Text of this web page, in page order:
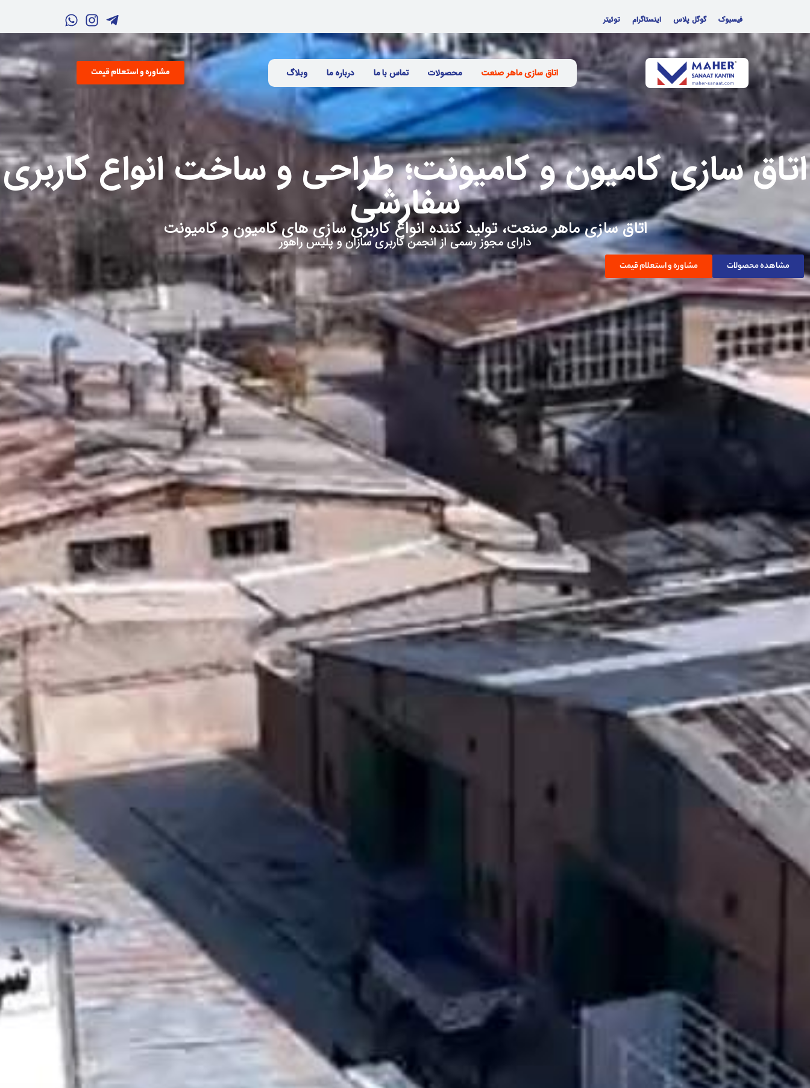
فیسبوک گوگل پلاس اینستاگرام توئیتر
اتاق سازی ماهر صنعت محصولات تماس با ما درباره ما وبلاگ مشاوره و استعلام قیمت
اتاق سازی کامیون و کامیونت؛ طراحی و ساخت انواع کاربری
سفارشی
اتاق سازی ماهر صنعت، تولید کننده انواع کاربری سازی های کامیون و کامیونت
دارای مجوز رسمی از انجمن کاربری سازان و پلیس راهور
مشاهده محصولات مشاوره و استعلام قیمت